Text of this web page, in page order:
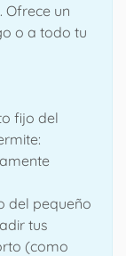
Ofrece un
o a todo tu
fijo del
del pequeño
tus
(como